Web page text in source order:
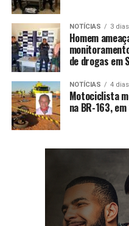
NOTÍCIAS 3
Homem
de drogas em
NOTÍCIAS 4
Motociclista
na BR-163,